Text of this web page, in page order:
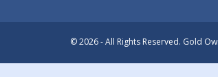
© 2026 - All Rights Reserved. Gold